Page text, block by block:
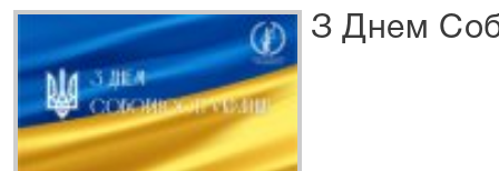
З Днем